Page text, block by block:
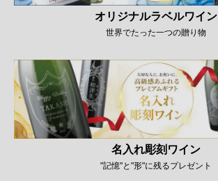
オリジナルラベルワイン
世界でたった一つの贈り物
名入れ彫刻ワイン
"記憶"と"形"に残るプレゼント